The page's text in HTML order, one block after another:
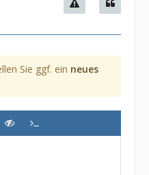
Sie ggf. ein neues